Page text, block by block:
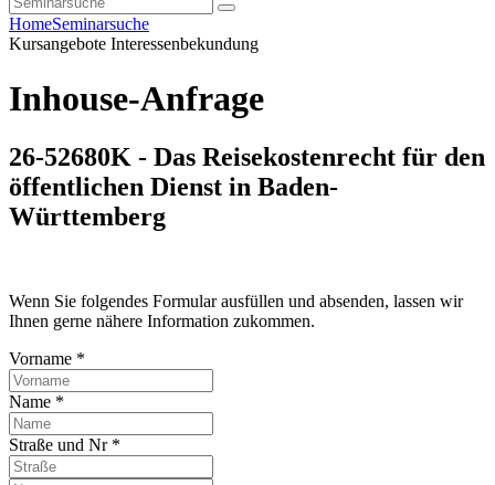
HomeSeminarsuche
Kursangebote Interessenbekundung
Inhouse-Anfrage
26-52680K - Das Reisekostenrecht für den
öffentlichen Dienst in Baden-
Württemberg
Wenn Sie folgendes Formular ausfüllen und absenden, lassen wir
Ihnen gerne nähere Information zukommen.
Vorname *
Name *
Straße und Nr *